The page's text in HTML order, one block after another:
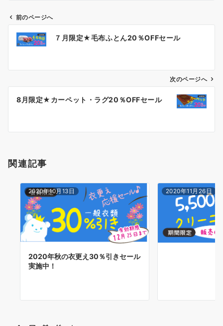
投
稿
ゲ
シ
ン
前のページへ
７月限定★毛布ふとん20％OFFセール
次のページへ
8月限定★カーペット・ラグ20％OFFセール
関連記事
2020年10月13日
2020年秋の衣更え30％引きセール
実施中！
2020年11月26日